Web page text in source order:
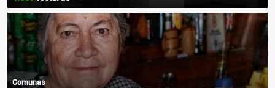
Comunas